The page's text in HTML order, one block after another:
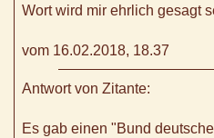
Wort wird mir ehrlich gesagt
vom 16.02.2018, 18.37
Antwort von Zitante:
Es gab einen "Bund